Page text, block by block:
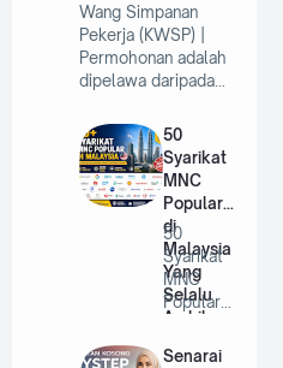
Wang Simpanan
Pekerja (KWSP) |
Permohonan adalah
dipelawa daripada…
50
Syarikat
MNC
Popular
di
Malaysia
Yang
Selalu
Ambil
Tahun
50
Syarikat
MNC
Popular
Malaysia
Senarai